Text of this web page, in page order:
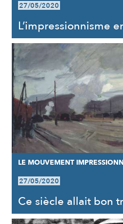
27/05/2020
L’impressionnisme
LE MOUVEMENT
27/05/2020
Ce siècle allait bon